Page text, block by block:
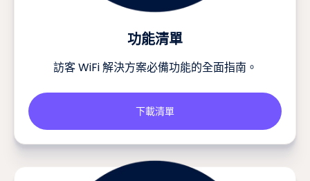
功能清單
訪客 WiFi 解決方案必備功能的全面指南。
下載清單